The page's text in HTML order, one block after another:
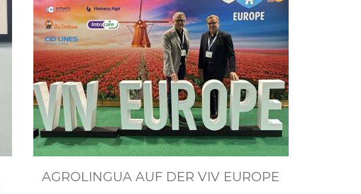
AGROLINGUA AUF DER VIV EUROPE